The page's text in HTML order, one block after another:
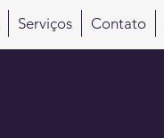
Serviços Contato